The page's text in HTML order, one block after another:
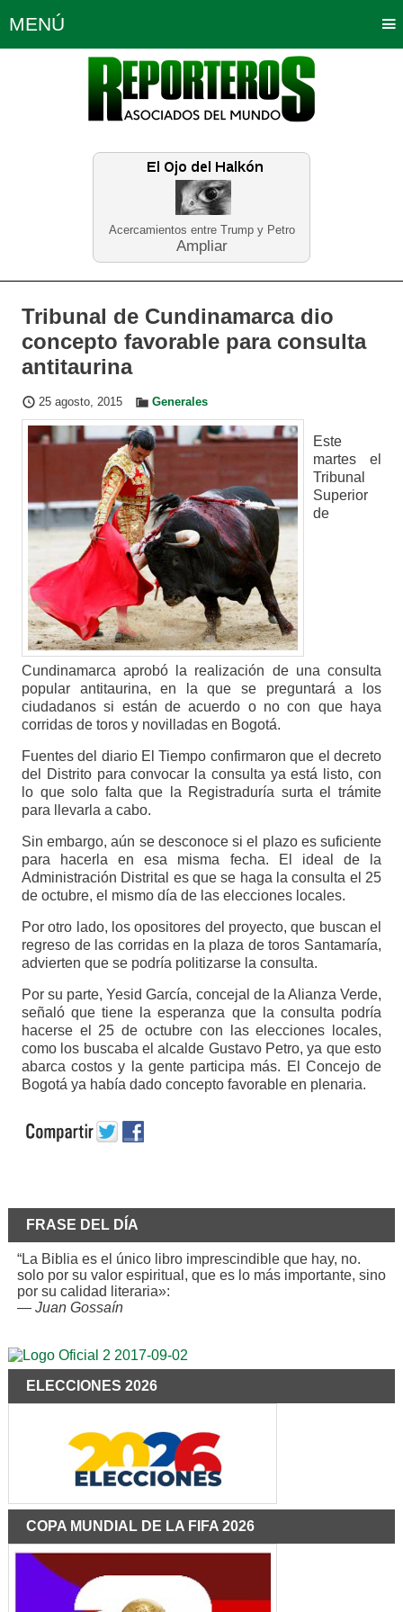
Acercamientos entre Trump y Petro
Ampliar
MENÚ
Política Opinión Bogotá
Planeta Tierra Deportes
Educación Neira
Tribunal de Cundinamarca dio
concepto favorable para consulta
antitaurina
25 agosto, 2015 Generales
Este
martes el
Tribunal
Superior
de
Cundinamarca aprobó la realización de una consulta
popular antitaurina, en la que se preguntará a los
ciudadanos si están de acuerdo o no con que haya
corridas de toros y novilladas en Bogotá.
Fuentes del diario El Tiempo confirmaron que el decreto
del Distrito para convocar la consulta ya está listo, con
lo que solo falta que la Registraduría surta el trámite
para llevarla a cabo.
Sin embargo, aún se desconoce si el plazo es suficiente
para hacerla en esa misma fecha. El ideal de la
Administración Distrital es que se haga la consulta el 25
de octubre, el mismo día de las elecciones locales.
Por otro lado, los opositores del proyecto, que buscan el
regreso de las corridas en la plaza de toros Santamaría,
advierten que se podría politizarse la consulta.
Por su parte, Yesid García, concejal de la Alianza Verde,
señaló que tiene la esperanza que la consulta podría
hacerse el 25 de octubre con las elecciones locales,
como los buscaba el alcalde Gustavo Petro, ya que esto
abarca costos y la gente participa más. El Concejo de
Bogotá ya había dado concepto favorable en plenaria.
FRASE DEL DÍA
“La Biblia es el único libro imprescindible que hay, no.
solo por su valor espiritual, que es lo más importante, sino
por su calidad literaria»:
— Juan Gossaín
ELECCIONES 2026
COPA MUNDIAL DE LA FIFA 2026